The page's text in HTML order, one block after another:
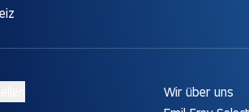
Wir über uns